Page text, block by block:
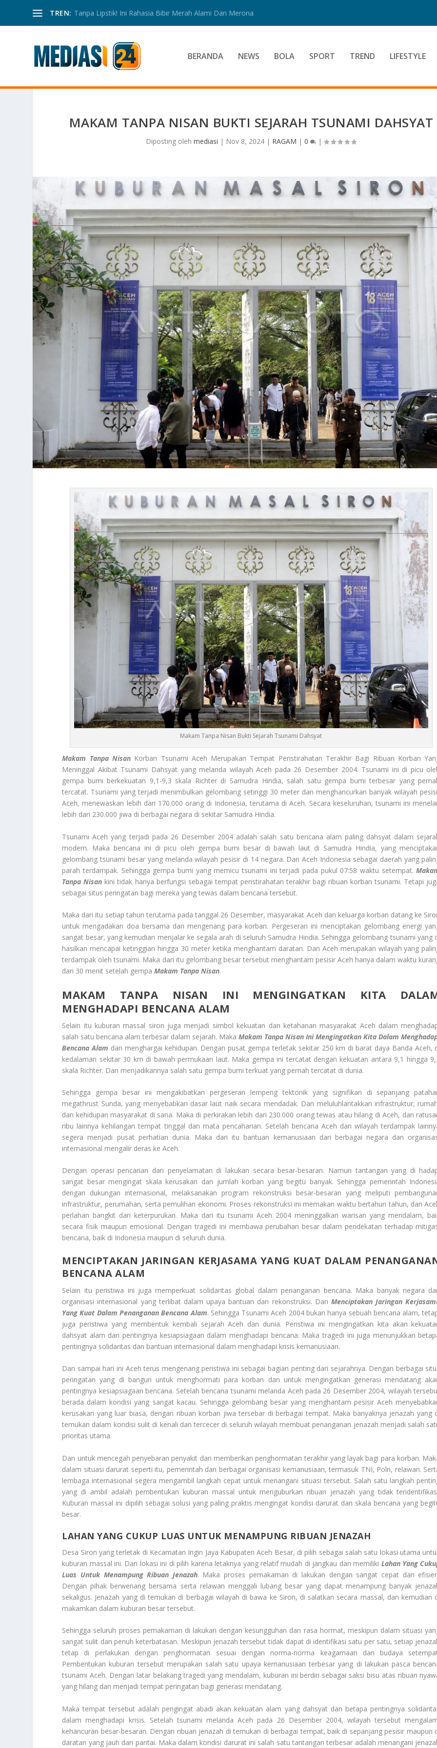
TREN: Tanpa Lipstik! Ini Rahasia Bibir Merah Alami Dan Merona
BERANDA NEWS BOLA SPORT TREND LIFESTYLE
MAKAM TANPA NISAN BUKTI SEJARAH TSUNAMI DAHSYAT
Diposting olehmediasi | Nov 8, 2024 | RAGAM |0 |
Makam Tanpa Nisan Bukti Sejarah Tsunami Dahsyat
Makam Tanpa NisanKorban Tsunami Aceh Merupakan Tempat Peristirahatan Terakhir Bagi Ribuan Korban
Meninggal Akibat Tsunami Dahsyat yang melanda wilayah Aceh pada 26 Desember 2004. Tsunami ini di picu
gempa bumi berkekuatan 9,1-9,3 skala Richter di Samudra Hindia, salah satu gempa bumi terbesar yang
tercatat. Tsunami yang terjadi menimbulkan gelombang setinggi 30 meter dan menghancurkan banyak wilayah
Aceh, menewaskan lebih dari 170.000 orang di Indonesia, terutama di Aceh. Secara keseluruhan, tsunami ini
lebih dari 230.000 jiwa di berbagai negara di sekitar Samudra Hindia.
Tsunami Aceh yang terjadi pada 26 Desember 2004 adalah salah satu bencana alam paling dahsyat dalam
modern. Maka bencana ini di picu oleh gempa bumi besar di bawah laut di Samudra Hindia, yang
gelombang tsunami besar yang melanda wilayah pesisir di 14 negara. Dan Aceh Indonesia sebagai daerah yang
parah terdampak. Sehingga gempa bumi yang memicu tsunami ini terjadi pada pukul 07:58 waktu setempat.
Tanpa Nisan kini tidak hanya berfungsi sebagai tempat peristirahatan terakhir bagi ribuan korban tsunami. Tetapi
sebagai situs peringatan bagi mereka yang tewas dalam bencana tersebut.
Maka dari itu setiap tahun terutama pada tanggal 26 Desember, masyarakat Aceh dan keluarga korban datang ke
untuk mengadakan doa bersama dan mengenang para korban. Pergeseran ini menciptakan gelombang energi
sangat besar, yang kemudian menjalar ke segala arah di seluruh Samudra Hindia. Sehingga gelombang tsunami yang
hasilkan mencapai ketinggian hingga 30 meter ketika menghantam daratan. Dan Aceh merupakan wilayah yang
terdampak oleh tsunami. Maka dari itu gelombang besar tersebut menghantam pesisir Aceh hanya dalam waktu
dari 30 menit setelah gempaMakam Tanpa Nisan.
MAKAM TANPA NISAN
INI MENGINGATKAN KITA
MENGHADAPI BENCANA ALAM
Selain itu kuburan massal siron juga menjadi simbol kekuatan dan ketahanan masyarakat Aceh dalam
salah satu bencana alam terbesar dalam sejarah. MakaMakam Tanpa Nisan Ini Mengingatkan Kita Dalam
Bencana Alam dan menghargai kehidupan. Dengan pusat gempa terletak sekitar 250 km di barat daya Banda Aceh,
kedalaman sekitar 30 km di bawah permukaan laut. Maka gempa ini tercatat dengan kekuatan antara 9,1 hingga
skala Richter. Dan menjadikannya salah satu gempa bumi terkuat yang pernah tercatat di dunia.
Sehingga gempa besar ini mengakibatkan pergeseran lempeng tektonik yang signifikan di sepanjang
megathrust Sunda, yang menyebabkan dasar laut naik secara mendadak. Dan meluluhlantakkan infrastruktur,
dan kehidupan masyarakat di sana. Maka di perkirakan lebih dari 230.000 orang tewas atau hilang di Aceh, dan
ribu lainnya kehilangan tempat tinggal dan mata pencaharian. Setelah bencana Aceh dan wilayah terdampak
segera menjadi pusat perhatian dunia. Maka dari itu bantuan kemanusiaan dari berbagai negara dan
internasional mengalir deras ke Aceh.
Dengan operasi pencarian dan penyelamatan di lakukan secara besar-besaran. Namun tantangan yang di
sangat besar mengingat skala kerusakan dan jumlah korban yang begitu banyak. Sehingga pemerintah
dengan dukungan internasional, melaksanakan program rekonstruksi besar-besaran yang meliputi
infrastruktur, perumahan, serta pemulihan ekonomi. Proses rekonstruksi ini memakan waktu bertahun tahun, dan
perlahan bangkit dari keterpurukan. Maka dari itu tsunami Aceh 2004 meninggalkan warisan yang mendalam,
secara fisik maupun emosional. Dengan tragedi ini membawa perubahan besar dalam pendekatan terhadap
bencana, baik di Indonesia maupun di seluruh dunia.
MENCIPTAKAN JARINGAN KERJASAMA YANG KUAT DALAM
BENCANA ALAM
Selain itu peristiwa ini juga memperkuat solidaritas global dalam penanganan bencana. Maka banyak negara
organisasi internasional yang terlibat dalam upaya bantuan dan rekonstruksi. DanMenciptakan Jaringan
Yang Kuat Dalam Penanganan Bencana Alam. Sehingga Tsunami Aceh 2004 bukan hanya sebuah bencana alam,
juga peristiwa yang membentuk kembali sejarah Aceh dan dunia. Peristiwa ini mengingatkan kita akan
dahsyat alam dan pentingnya kesiapsiagaan dalam menghadapi bencana. Maka tragedi ini juga menunjukkan
pentingnya solidaritas dan bantuan internasional dalam menghadapi krisis kemanusiaan.
Dan sampai hari ini Aceh terus mengenang peristiwa ini sebagai bagian penting dari sejarahnya. Dengan berbagai
peringatan yang di bangun untuk menghormati para korban dan untuk mengingatkan generasi mendatang
pentingnya kesiapsiagaan bencana. Setelah bencana tsunami melanda Aceh pada 26 Desember 2004, wilayah
berada dalam kondisi yang sangat kacau. Sehingga gelombang besar yang menghantam pesisir Aceh
kerusakan yang luar biasa, dengan ribuan korban jiwa tersebar di berbagai tempat. Maka banyaknya jenazah yang
temukan dalam kondisi sulit di kenali dan tercecer di seluruh wilayah membuat penanganan jenazah menjadi salah
prioritas utama.
Dan untuk mencegah penyebaran penyakit dan memberikan penghormatan terakhir yang layak bagi para korban.
dalam situasi darurat seperti itu, pemerintah dan berbagai organisasi kemanusiaan, termasuk TNI, Polri, relawan.
lembaga internasional segera mengambil langkah cepat untuk menangani situasi tersebut. Salah satu langkah
yang di ambil adalah pembentukan kuburan massal untuk menguburkan ribuan jenazah yang tidak
Kuburan massal ini dipilih sebagai solusi yang paling praktis mengingat kondisi darurat dan skala bencana yang
besar.
LAHAN YANG CUKUP LUAS UNTUK MENAMPUNG RIBUAN JENAZAH
Desa Siron yang terletak di Kecamatan Ingin Jaya Kabupaten Aceh Besar, di pilih sebagai salah satu lokasi utama
kuburan massal ini. Dan lokasi ini di pilih karena letaknya yang relatif mudah di jangkau dan memiliki Lahan Yang
Luas Untuk Menampung Ribuan Jenazah. Maka proses pemakaman di lakukan dengan sangat cepat dan
Dengan pihak berwenang bersama serta relawan menggali lubang besar yang dapat menampung banyak
sekaligus. Jenazah yang di temukan di berbagai wilayah di bawa ke Siron, di salatkan secara massal, dan kemudian
makamkan dalam kuburan besar tersebut.
Sehingga seluruh proses pemakaman di lakukan dengan kesungguhan dan rasa hormat, meskipun dalam situasi
sangat sulit dan penuh keterbatasan. Meskipun jenazah tersebut tidak dapat di identifikasi satu per satu, setiap
tetap di perlakukan dengan penghormatan sesuai dengan norma-norma keagamaan dan budaya
Pembentukan kuburan tersebut merupakan salah satu upaya kemanusiaan terbesar yang di lakukan pasca
tsunami Aceh. Dengan latar belakang tragedi yang mendalam, kuburan ini berdiri sebagai saksi bisu atas ribuan
yang hilang dan menjadi tempat peringatan bagi generasi mendatang.
Maka tempat tersebut adalah pengingat abadi akan kekuatan alam yang dahsyat dan betapa pentingnya
dalam menghadapi krisis. Setelah tsunami melanda Aceh pada 26 Desember 2004, wilayah tersebut
kehancuran besar-besaran. Dengan ribuan jenazah di temukan di berbagai tempat, baik di sepanjang pesisir maupun
daratan yang jauh dari pantai. Maka dalam kondisi darurat ini salah satu tantangan terbesar adalah menangani